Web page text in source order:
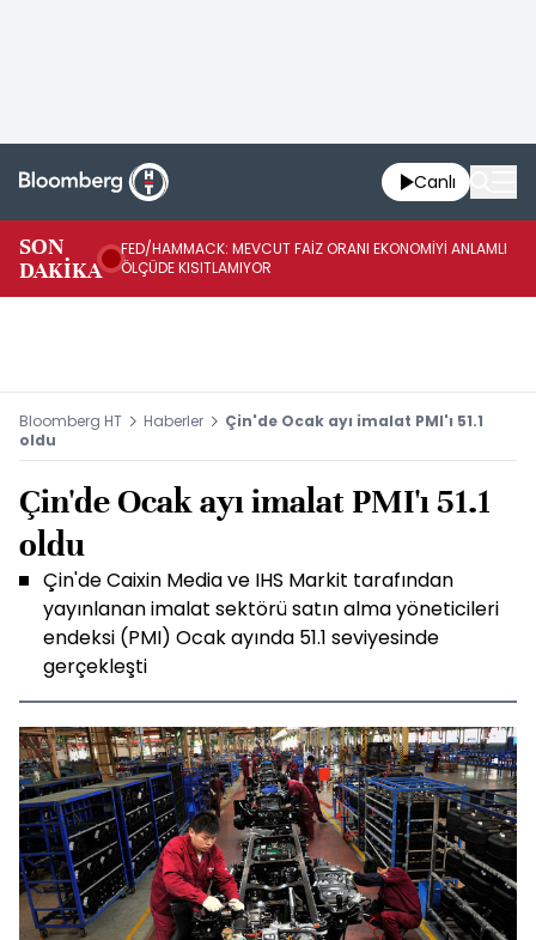
Canlı
SON
DAKİKA
FED/HAMMACK: MEVCUT FAİZ ORANI EKONOMİYİ ANLAMLI
ÖLÇÜDE KISITLAMIYOR
Bloomberg HT Haberler
Çin'de Ocak ayı imalat PMI'ı 51.1
oldu
Çin'de Ocak ayı imalat PMI'ı 51.1
oldu
Çin'de Caixin Media ve IHS Markit tarafından
yayınlanan imalat sektörü satın alma yöneticileri
endeksi (PMI) Ocak ayında 51.1 seviyesinde
gerçekleşti